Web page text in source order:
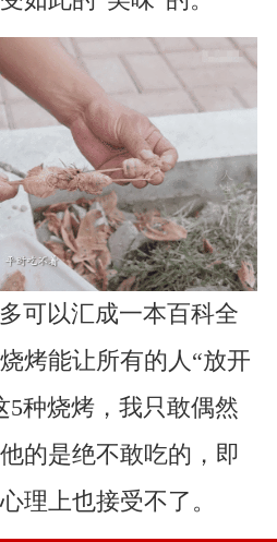
可以汇成一本百科全
烤能让所有的人“放开
5种烧烤，我只敢偶然
的是绝不敢吃的，即
理上也接受不了。